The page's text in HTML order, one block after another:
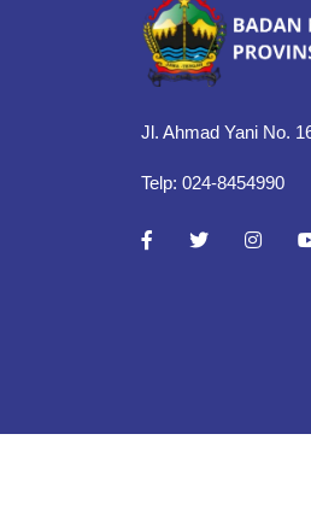
Jl. Ahmad Yani No.
Telp: 024-8454990